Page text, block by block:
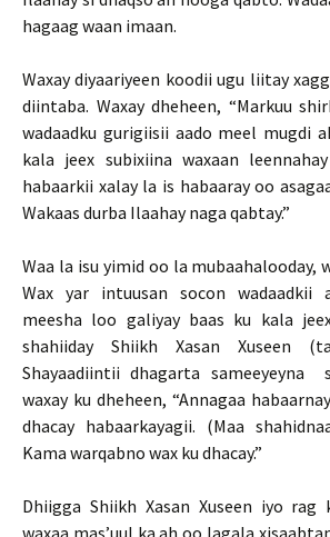
hagaag waan imaan.
Waxay diyaariyeen koodii ugu liitay
diintaba. Waxay dheheen, “Markuu
wadaadku gurigiisii aado meel mugdi
kala jeex subixiina waxaan
habaarkii xalay la is habaaray oo
Wakaas durba Ilaahay naga qabtay.”
Waa la isu yimid oo la mubaahalooday,
Wax yar intuusan socon wadaadkii
meesha loo galiyay baas ku kala
shahiiday Shiikh Xasan Xuseen
Shayaadiintii dhagarta sameeyeyna
waxay ku dheheen, “Annagaa
dhacay habaarkayagii. (Maa
Kama warqabno wax ku dhacay.”
Dhiigga Shiikh Xasan Xuseen iyo rag
waxaa mas’uul ka ah oo lagala